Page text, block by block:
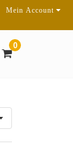
Mein Account
0